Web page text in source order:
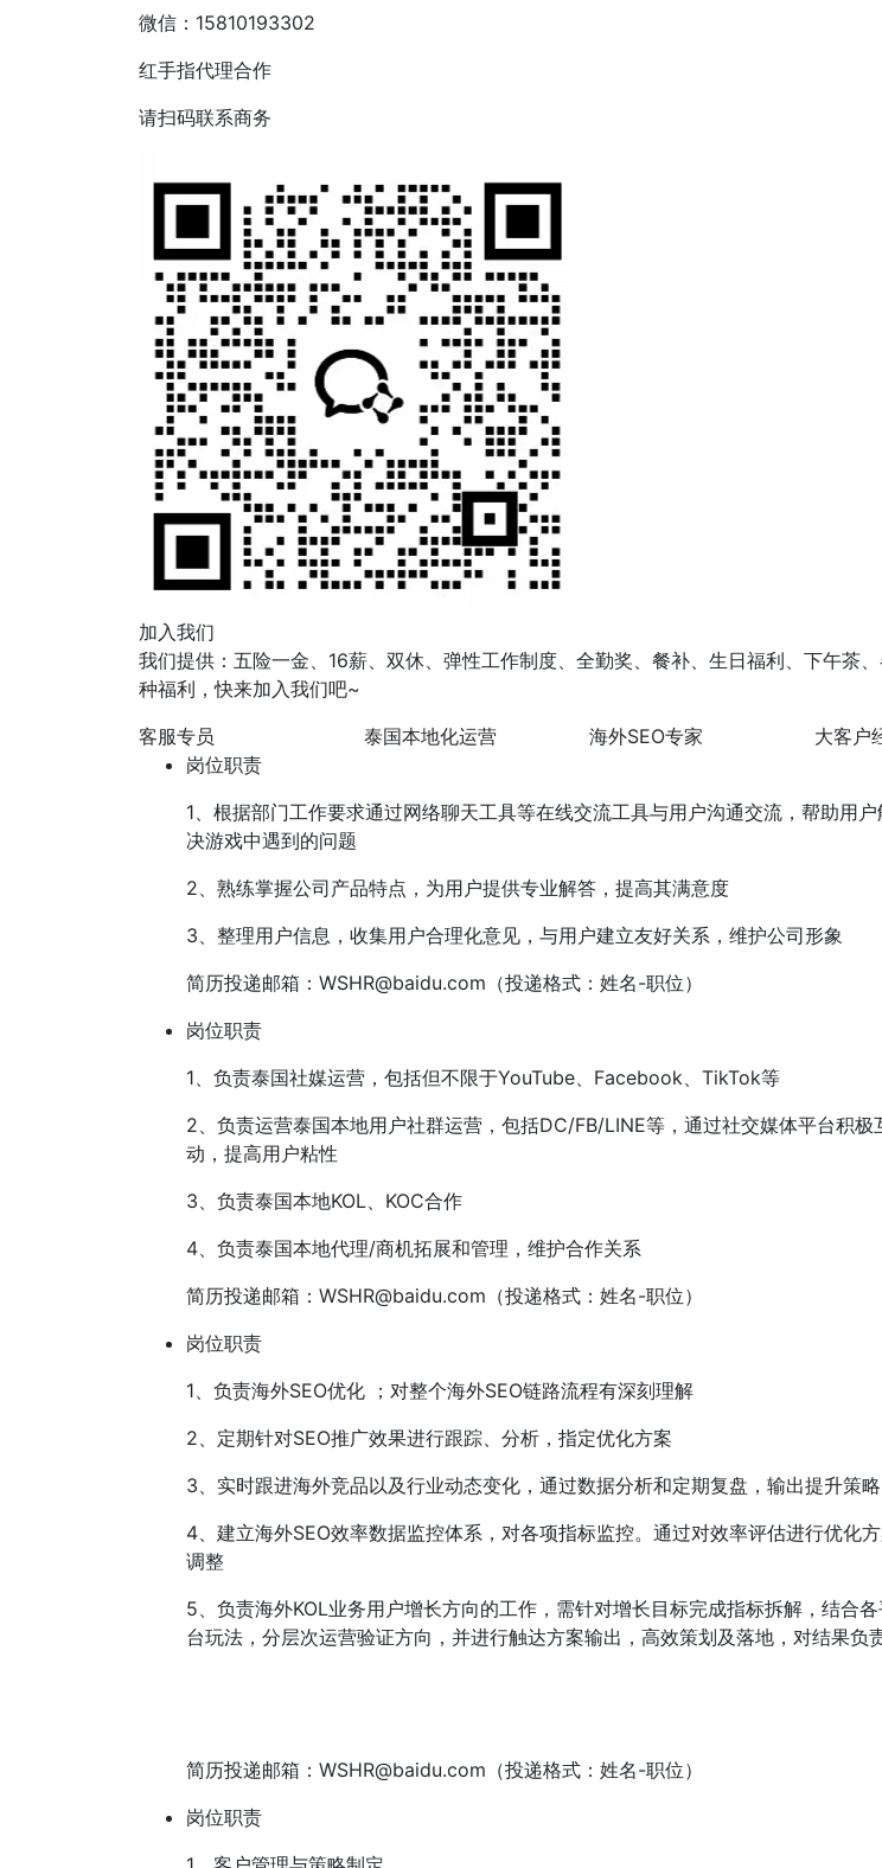
微信：15810193302
红手指代理合作
请扫码联系商务
加入我们
我们提供：五险一金、16薪、双休、弹性工作制度、全勤奖、餐补、生日福利、下午茶
种福利，快来加入我们吧~
客服专员
泰国本地化运营 海外SEO专家 大客户
岗位职责
1、根据部门工作要求通过网络聊天工具等在线交流工具与用户沟通交流，帮助用户
决游戏中遇到的问题
2、熟练掌握公司产品特点，为用户提供专业解答，提高其满意度
3、整理用户信息，收集用户合理化意见，与用户建立友好关系，维护公司形象
简历投递邮箱： WSHR@baidu.com（投递格式：姓名-职位）
岗位职责
1、负责泰国社媒运营，包括但不限于YouTube、Facebook、TikTok等
2、负责运营泰国本地用户社群运营，包括DC/FB/LINE等，通过社交媒体平台积极
动，提高用户粘性
3、负责泰国本地KOL、KOC合作
4、负责泰国本地代理/商机拓展和管理，维护合作关系
简历投递邮箱： WSHR@baidu.com（投递格式：姓名-职位）
岗位职责
1、负责海外SEO优化 ；对整个海外SEO链路流程有深刻理解
2、定期针对SEO推广效果进行跟踪、分析，指定优化方案
3、实时跟进海外竞品以及行业动态变化，通过数据分析和定期复盘，输出提升策略
4、建立海外SEO效率数据监控体系，对各项指标监控。通过对效率评估进行优化
调整
5、负责海外KOL业务用户增长方向的工作，需针对增长目标完成指标拆解，结合
台玩法，分层次运营验证方向，并进行触达方案输出，高效策划及落地，对结果负
简历投递邮箱： WSHR@baidu.com（投递格式：姓名-职位）
岗位职责